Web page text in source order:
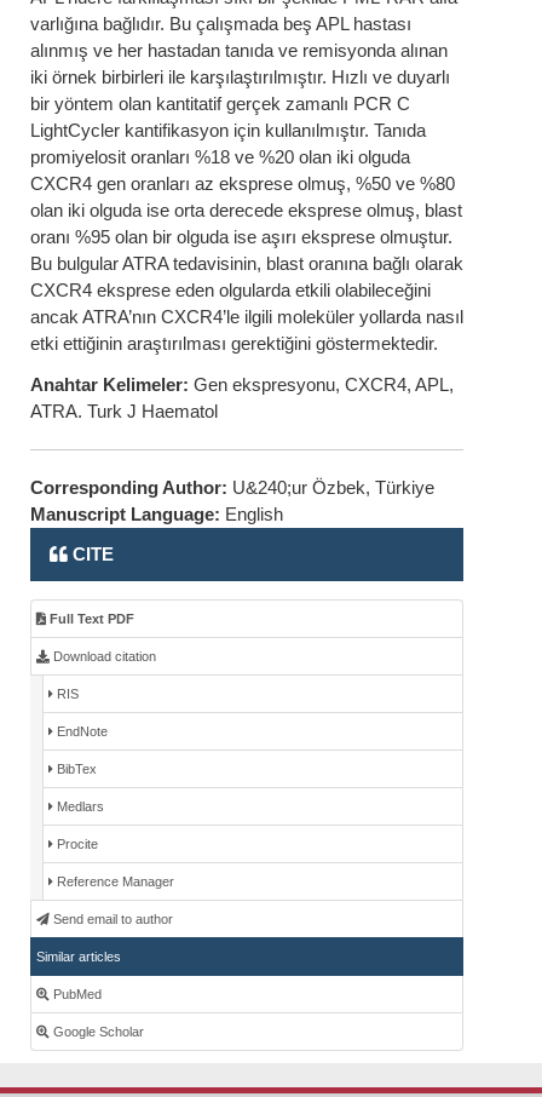
varlığına bağlıdır. Bu çalışmada beş APL hastası
alınmış ve her hastadan tanıda ve remisyonda alınan
iki örnek birbirleri ile karşılaştırılmıştır. Hızlı ve duyarlı
bir yöntem olan kantitatif gerçek zamanlı PCR C
LightCycler kantifikasyon için kullanılmıştır. Tanıda
promiyelosit oranları %18 ve %20 olan iki olguda
CXCR4 gen oranları az eksprese olmuş, %50 ve %80
olan iki olguda ise orta derecede eksprese olmuş, blast
oranı %95 olan bir olguda ise aşırı eksprese olmuştur.
Bu bulgular ATRA tedavisinin, blast oranına bağlı olarak
CXCR4 eksprese eden olgularda etkili olabileceğini
ancak ATRA’nın CXCR4’le ilgili moleküler yollarda nasıl
etki ettiğinin araştırılması gerektiğini göstermektedir.
Anahtar Kelimeler: Gen ekspresyonu, CXCR4, APL,
ATRA. Turk J Haematol
Corresponding Author: U&240;ur Özbek, Türkiye
Manuscript Language: English
CITE
Full Text PDF
Download citation
RIS
EndNote
BibTex
Medlars
Procite
Reference Manager
Send email to author
Similar articles
PubMed
Google Scholar